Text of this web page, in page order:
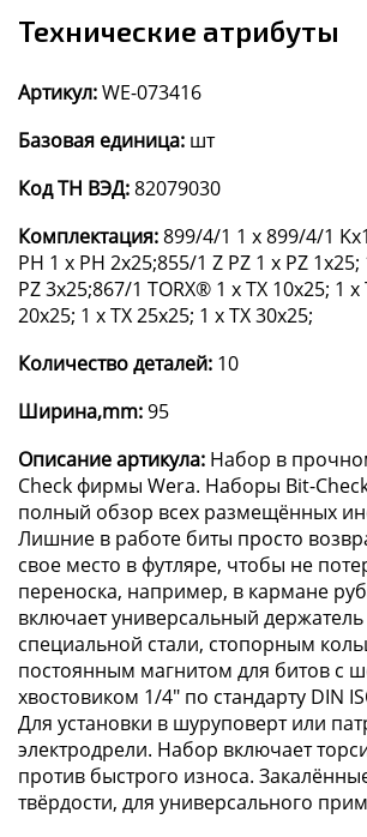
Технические атрибуты
Артикул:WE-073416
Базовая единица: шт
Код ТН ВЭД:82079030
Комплектация:899/4/1 1 x 899/4/1
PH 1 x PH 2x25;855/1 Z PZ 1 x PZ 1x25;
PZ 3x25;867/1 TORX® 1 x TX 10x25; 1 x
20x25; 1 x TX 25x25; 1 x TX 30x25;
Количество деталей: 10
Ширина,mm:95
Описание артикула: Набор в
Check фирмы Wera. Наборы Bit-
полный обзор всех размещённых
Лишние в работе биты просто
свое место в футляре, чтобы не
переноска, например, в кармане
включает универсальный держатель
специальной стали, стопорным
постоянным магнитом для битов с
хвостовиком 1/4" по стандарту DIN
Для установки в шуруповерт или
электродрели. Набор включает
против быстрого износа.
твёрдости, для универсального